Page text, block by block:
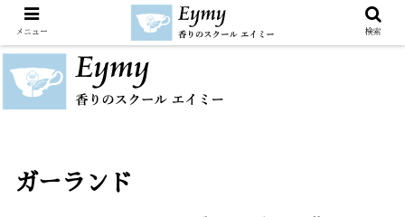
ガーランド
メニュー 検索